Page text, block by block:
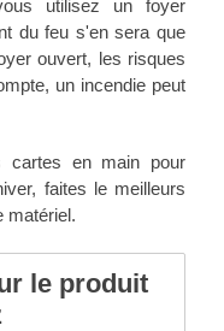
utilisez un foyer
du feu s'en sera que
ouvert, les risques
un incendie peut
cartes en main pour
faites le meilleurs
matériel.
le produit